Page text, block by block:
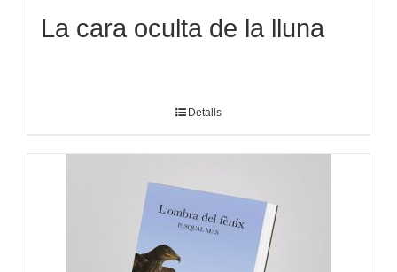
La cara oculta de la lluna
Detalls